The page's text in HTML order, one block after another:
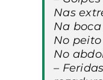
Nas
Na
No peito
No
–